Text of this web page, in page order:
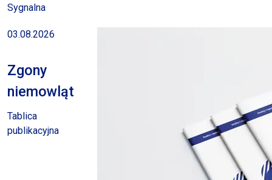
Sygnalna
03.08.2026
Zgony
niemowląt
Tablica
publikacyjna